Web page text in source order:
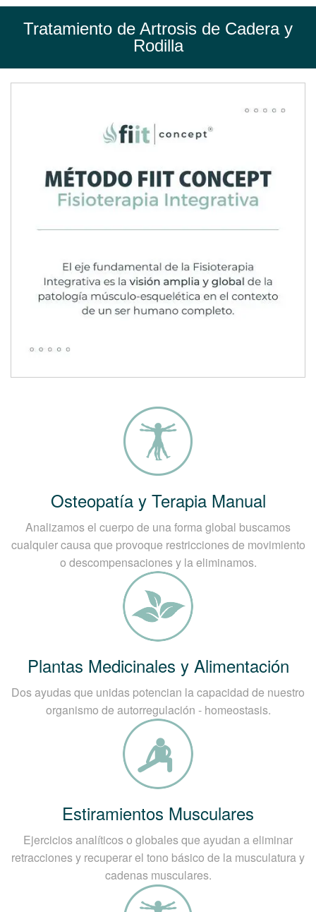
FisioClinics
Madrid
Tratamiento de Artrosis de Cadera y
Rodilla
Osteopatía y Terapia Manual
Analizamos el cuerpo de una forma global buscamos
cualquier causa que provoque restricciones de movimiento
o descompensaciones y la eliminamos.
Plantas Medicinales y Alimentación
Dos ayudas que unidas potencian la capacidad de nuestro
organismo de autorregulación - homeostasis.
Estiramientos Musculares
Ejercicios analíticos o globales que ayudan a eliminar
retracciones y recuperar el tono básico de la musculatura y
cadenas musculares.